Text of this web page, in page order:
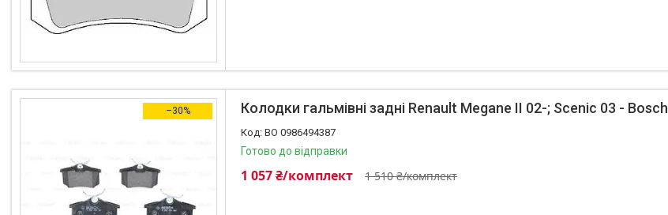
–30% Колодки гальмівні задні Renault Megane II 02-; Scenic 03 - Bosch
BO 0986494387
Готово до відправки
1 510 ₴/комплект
1 057 ₴/комплект